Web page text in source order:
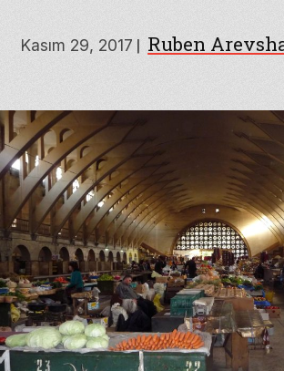
Kasım 29, 2017 | Ruben